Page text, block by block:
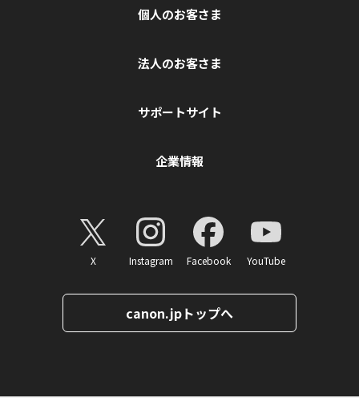
個人のお客さま
法人のお客さま
サポートサイト
企業情報
X Instagram Facebook YouTube
canon.jpトップへ